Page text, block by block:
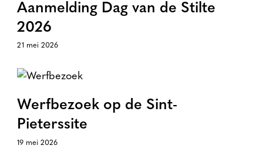
Aanmelding Dag van de Stilte
2026
21 mei 2026
Werfbezoek op de Sint-
Pieterssite
19 mei 2026